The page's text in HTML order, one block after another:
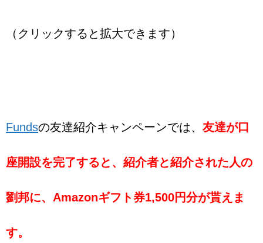
（クリックすると拡大できます）
Fundsの友達紹介キャンペーンでは、 友達が口
座開設を完了すると、紹介者と紹介された人の
劉邦に、Amazonギフト券1,500円分が貰えま
す。